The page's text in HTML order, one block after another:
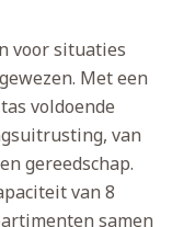
voor situaties
Met een
voldoende
van
gereedschap.
van 8
samen